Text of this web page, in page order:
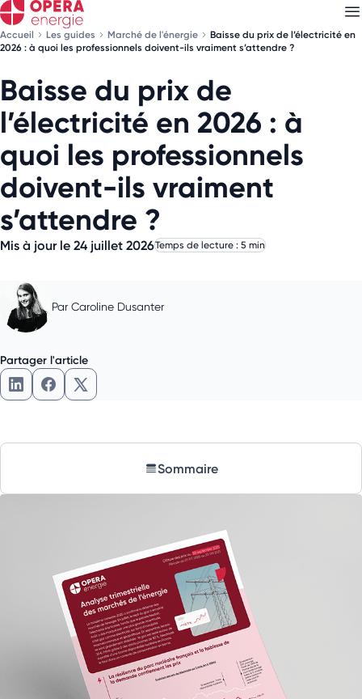
Accueil Les guides Marché de l'énergie
Baisse du prix de l’électricité en
2026 : à quoi les professionnels doivent-ils vraiment s’attendre ?
Baisse du prix de
l’électricité en 2026 : à
quoi les professionnels
doivent-ils vraiment
s’attendre ?
Mis à jour le 24 juillet 2026Temps de lecture : 5 min
Par Caroline Dusanter
Partager l'article
Partager l'article sur LinkedIn
Partager l'article sur Facebook
Partager l'article sur X
Sommaire
Découvrez nos newsletters
Choisissez les newsletters qui vous intéressent